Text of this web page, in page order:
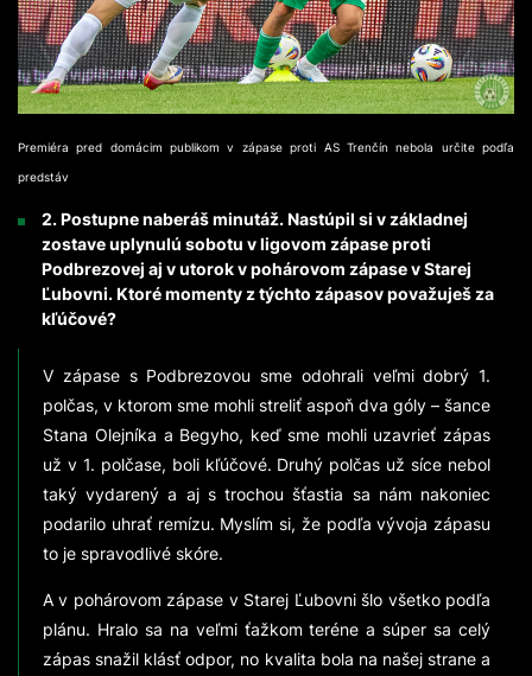
Premiéra pred domácim publikom v zápase proti AS Trenčín nebola určite podľa
predstáv
2. Postupne naberáš minutáž. Nastúpil si v základnej
zostave uplynulú sobotu v ligovom zápase proti
Podbrezovej aj v utorok v pohárovom zápase v Starej
Ľubovni. Ktoré momenty z týchto zápasov považuješ za
kľúčové?
V zápase s Podbrezovou sme odohrali veľmi dobrý 1.
polčas, v ktorom sme mohli streliť aspoň dva góly – šance
Stana Olejníka a Begyho, keď sme mohli uzavrieť zápas
už v 1. polčase, boli kľúčové. Druhý polčas už síce nebol
taký vydarený a aj s trochou šťastia sa nám nakoniec
podarilo uhrať remízu. Myslím si, že podľa vývoja zápasu
to je spravodlivé skóre.
A v pohárovom zápase v Starej Ľubovni šlo všetko podľa
plánu. Hralo sa na veľmi ťažkom teréne a súper sa celý
zápas snažil klásť odpor, no kvalita bola na našej strane a